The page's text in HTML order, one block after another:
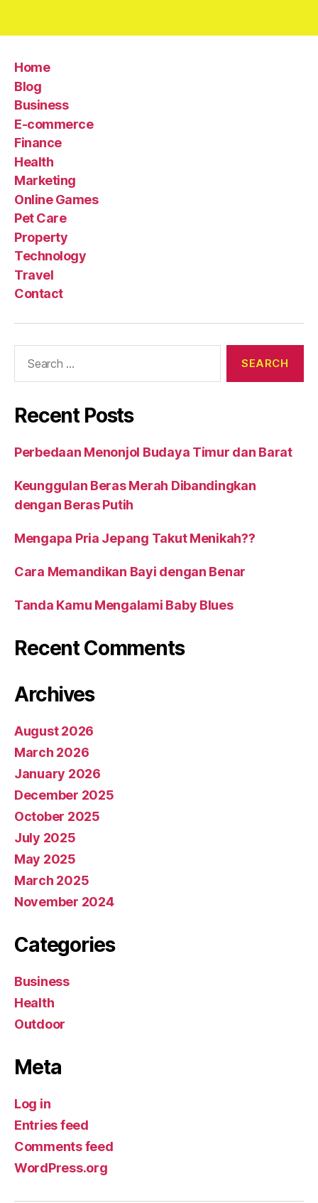
Home
Blog
Business
E-commerce
Finance
Health
Marketing
Online Games
Pet Care
Property
Technology
Travel
Contact
Recent Posts
Perbedaan Menonjol Budaya Timur dan Barat
Keunggulan Beras Merah Dibandingkan
dengan Beras Putih
Mengapa Pria Jepang Takut Menikah??
Cara Memandikan Bayi dengan Benar
Tanda Kamu Mengalami Baby Blues
Recent Comments
Archives
August 2026
March 2026
January 2026
December 2025
October 2025
July 2025
May 2025
March 2025
November 2024
Categories
Business
Health
Outdoor
Meta
Log in
Entries feed
Comments feed
WordPress.org